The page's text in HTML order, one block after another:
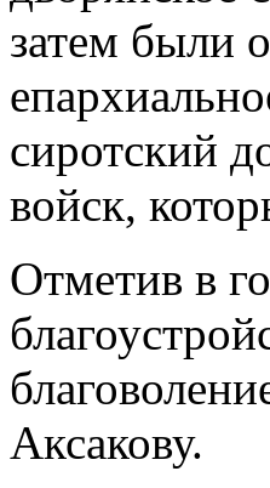
затем были
сиротский
войск,
Отметив в
Аксакову.